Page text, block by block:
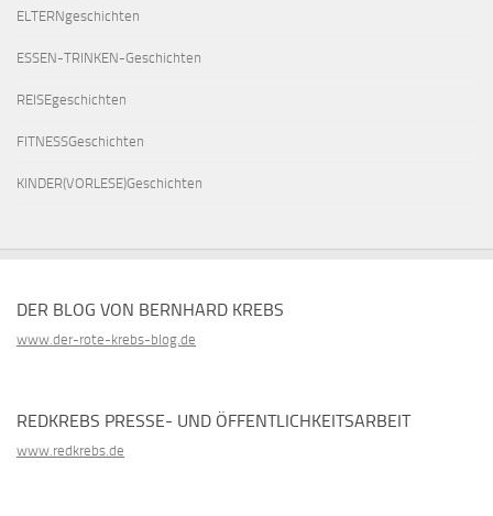
ELTERNgeschichten
ESSEN-TRINKEN-Geschichten
REISEgeschichten
FITNESSGeschichten
KINDER(VORLESE)Geschichten
DER BLOG VON BERNHARD KREBS
www.der-rote-krebs-blog.de
REDKREBS PRESSE- UND ÖFFENTLICHKEITSARBEIT
www.redkrebs.de